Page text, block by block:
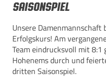
Saisonspiel
Unsere
Erfolgskurs! Am
Team eindrucksvoll mit 8:1
Hohenems durch und
dritten Saisonspiel.